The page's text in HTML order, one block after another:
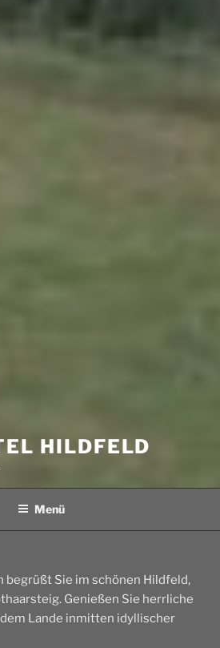
HILDFELD
Menü
begrüßt Sie im schönen Hildfeld,
Genießen Sie herrliche
Lande inmitten idyllischer